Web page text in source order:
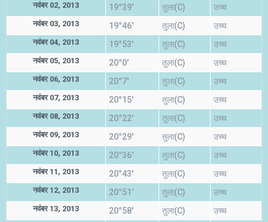
नवंबर 02, 2013 19°39' तुला(C) उच्च
नवंबर 03, 2013 19°46' तुला(C) उच्च
नवंबर 04, 2013 19°53' तुला(C) उच्च
नवंबर 05, 2013 20°0' तुला(C) उच्च
नवंबर 06, 2013 20°7' तुला(C) उच्च
नवंबर 07, 2013 20°15' तुला(C) उच्च
नवंबर 08, 2013 20°22' तुला(C) उच्च
नवंबर 09, 2013 20°29' तुला(C) उच्च
नवंबर 10, 2013 20°36' तुला(C) उच्च
नवंबर 11, 2013 20°43' तुला(C) उच्च
नवंबर 12, 2013 20°51' तुला(C) उच्च
नवंबर 13, 2013 20°58' तुला(C) उच्च